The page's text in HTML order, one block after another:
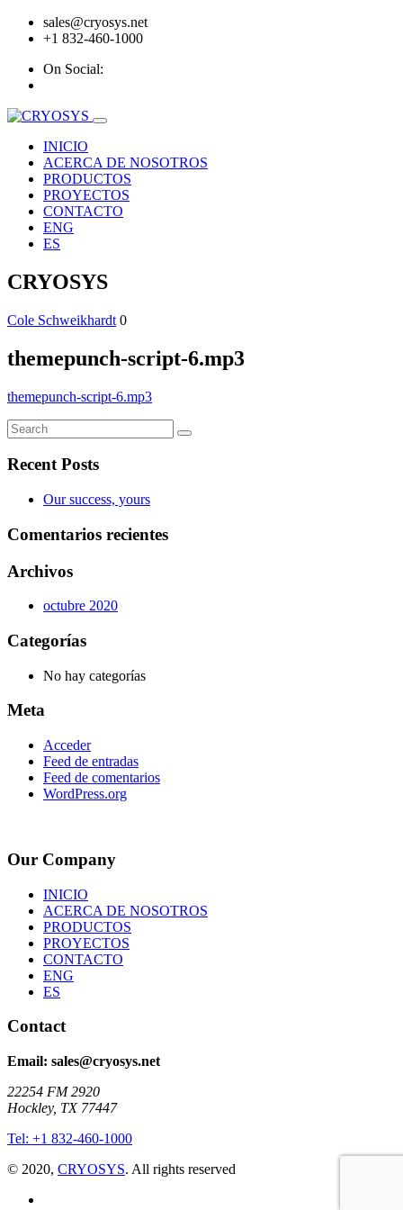
sales@cryosys.net
+1 832-460-1000
On Social:
INICIO
ACERCA DE NOSOTROS
PRODUCTOS
PROYECTOS
CONTACTO
ENG
ES
CRYOSYS
Cole Schweikhardt 0
themepunch-script-6.mp3
themepunch-script-6.mp3
Recent Posts
Our success, yours
Comentarios recientes
Archivos
octubre 2020
Categorías
No hay categorías
Meta
Acceder
Feed de entradas
Feed de comentarios
WordPress.org
Our Company
INICIO
ACERCA DE NOSOTROS
PRODUCTOS
PROYECTOS
CONTACTO
ENG
ES
Contact
Email: sales@cryosys.net
22254 FM 2920
Hockley, TX 77447
Tel: +1 832-460-1000
© 2020, CRYOSYS. All rights reserved